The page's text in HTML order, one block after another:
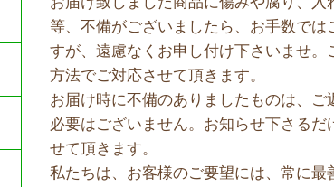
等、不備がございましたら、お手数では
すが、遠慮なくお申し付け下さいませ。
方法でご対応させて頂きます。
お届け時に不備のありましたものは、ご
必要はございません。お知らせ下さるだ
せて頂きます。
私たちは、お客様のご要望には、常に最